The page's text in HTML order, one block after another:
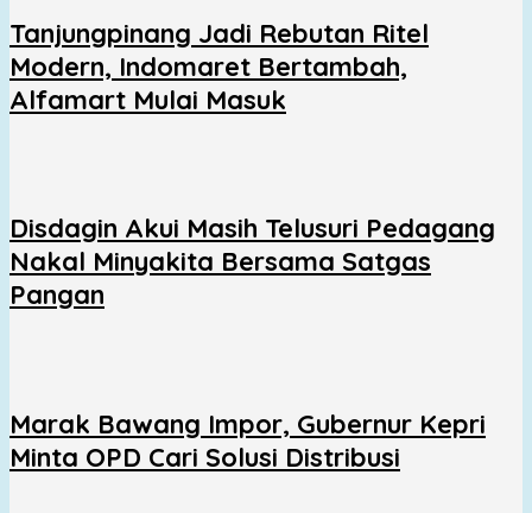
Tanjungpinang Jadi Rebutan Ritel
Modern, Indomaret Bertambah,
Alfamart Mulai Masuk
Disdagin Akui Masih Telusuri Pedagang
Nakal Minyakita Bersama Satgas
Pangan
Marak Bawang Impor, Gubernur Kepri
Minta OPD Cari Solusi Distribusi